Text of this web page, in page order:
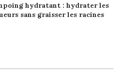
hydratant : hydrater les
sans graisser les racines